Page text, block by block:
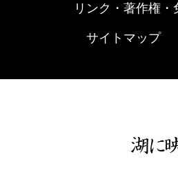
リンク・著作権・
サイトマップ